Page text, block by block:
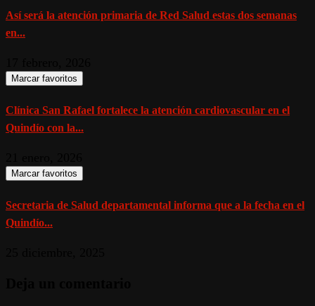
Así será la atención primaria de Red Salud estas dos semanas
en...
Marcar favoritos
Clínica San Rafael fortalece la atención cardiovascular en el
Quindío con la...
Marcar favoritos
Secretaria de Salud departamental informa que a la fecha en el
Quindío...